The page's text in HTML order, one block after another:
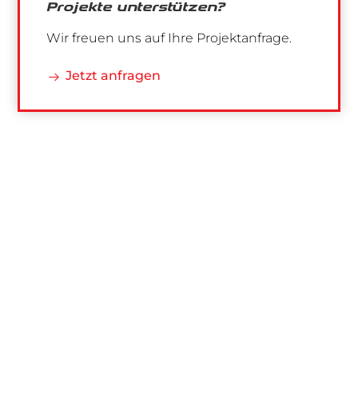
Projekte unterstützen?
Wir freuen uns auf Ihre Projektanfrage.
Jetzt anfragen